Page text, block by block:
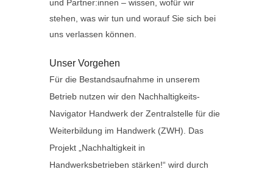
und Partner:innen – wissen, wofür wir
stehen, was wir tun und worauf Sie sich bei
uns verlassen können.
Unser Vorgehen
Für die Bestandsaufnahme in unserem
Betrieb nutzen wir den Nachhaltigkeits-
Navigator Handwerk der Zentralstelle für die
Weiterbildung im Handwerk (ZWH). Das
Projekt „Nachhaltigkeit in
Handwerksbetrieben stärken!“ wird durch